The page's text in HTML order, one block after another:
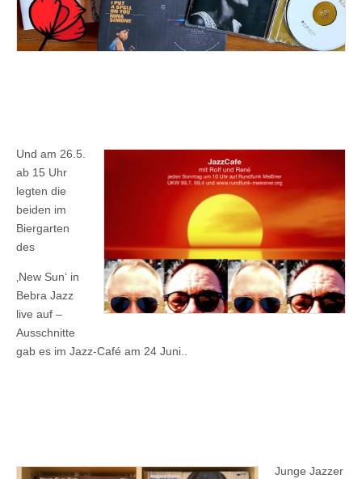
Und am 26.5.
ab 15 Uhr
legten die
beiden im
Biergarten
des
‚New Sun‘ in
Bebra Jazz
live auf –
Ausschnitte
gab es im Jazz-Café am 24 Juni..
Junge Jazzer